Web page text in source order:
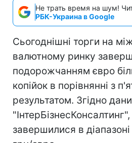
Не трать время на шум!
РБК-Украина в Google
Сьогоднішні торги на
валютному ринку
подорожчанням євро
копійок в порівнянні з
результатом. Згідно
завершилися в